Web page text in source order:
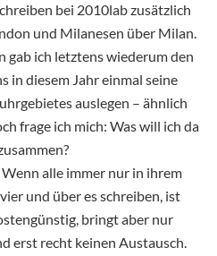
bei 2010lab zusätzlich
und Milanesen über Milan.
gab ich letztens wiederum den
in diesem Jahr einmal seine
auslegen – ähnlich
frage ich mich: Was will ich da
alle immer nur in ihrem
und über es schreiben, ist
bringt aber nur
erst recht keinen Austausch.